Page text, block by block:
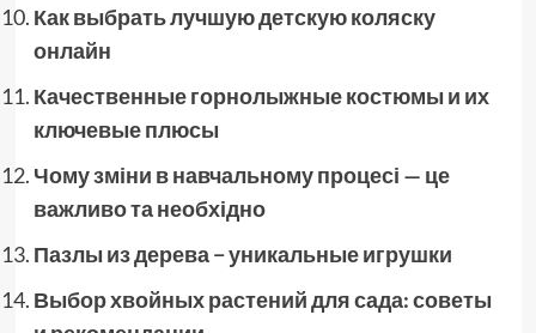
Как выбрать лучшую детскую коляску
онлайн
Качественные горнолыжные костюмы и их
ключевые плюсы
Чому зміни в навчальному процесі — це
важливо та необхідно
Пазлы из дерева − уникальные игрушки
Выбор хвойных растений для сада: советы